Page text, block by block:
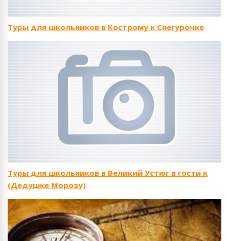
Туры для школьников в Кострому к Снегурочке
Туры для школьников в Великий Устюг в гости к
(Дедушке Морозу)